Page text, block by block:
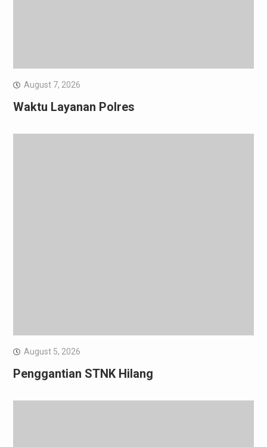
August 7, 2026
Waktu Layanan Polres
August 5, 2026
Penggantian STNK Hilang